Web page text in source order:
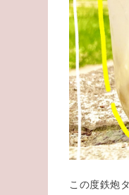
この度鉄炮